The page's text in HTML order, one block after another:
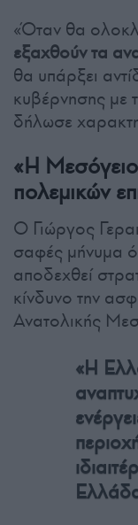
«Όταν θα
εξαχθούν τα
θα υπάρξει
κυβέρνησης με
δήλωσε
«Η
πολεμικών
Ο Γιώργος
σαφές μήνυμα
αποδεχθεί
κίνδυνο την
Ανατολικής
«Η